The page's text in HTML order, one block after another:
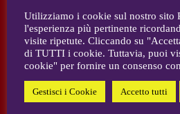
Vampirismi
Zong!
DIRETTRICE RESPONSABILE
Antonella Marrone
AUTORI e COLLABORATORI
CONTATTI
Case editrici e coordinamento
Utilizziamo i cookie sul nostro sito
l'esperienza più pertinente
visite ripetute. Cliccando su
di TUTTI i cookie. Tuttavia, puoi
cookie" per fornire un consenso
Gestisci i Cookie Accetto tutti